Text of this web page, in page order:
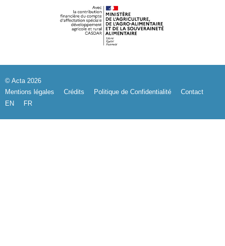
© Acta 2026
Mentions légales
Crédits Politique de Confidentialité
Contact
EN
FR